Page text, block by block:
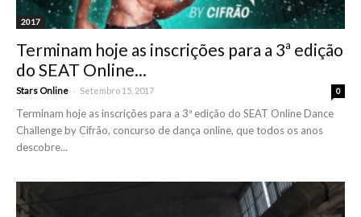
2017
Terminam hoje as inscrições para a 3ª edição
do SEAT Online...
Stars Online - Setembro 15, 2017 0
Terminam hoje as inscrições para a 3ª edição do SEAT Online Dance
Challenge by Cifrão, concurso de dança online, que todos os anos
descobre...